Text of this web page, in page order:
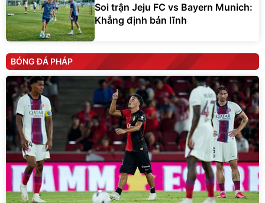
Soi trận Jeju FC vs Bayern Munich:
Khẳng định bản lĩnh
BÓNG ĐÁ PHÁP